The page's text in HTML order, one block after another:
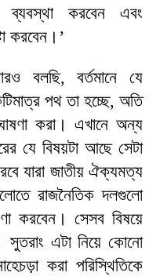
ব্যবস্থা করবেন এবং
করবেন।’
বলছি, বর্তমানে যে
পথ তা হচ্ছে, অতি
করা। এখানে অন্য
যে বিষয়টা আছে সেটা
যারা জাতীয় ঐক্যমত্য
রাজনৈতিক দলগুলো
করবেন। সেসব বিষয়ে
এটা নিয়ে কোনো
করা পরিস্থিতিকে